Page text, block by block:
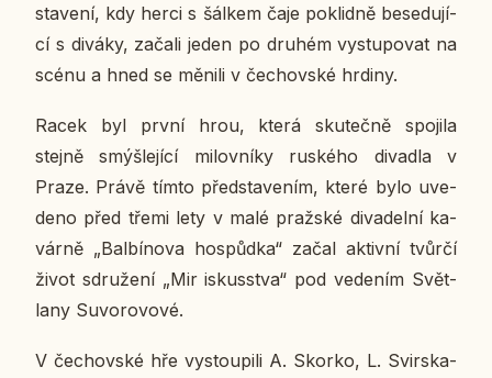
sta­ve­ní, kdy herci s šálkem čaje po­klid­ně be­se­du­jí­
cí s diváky, začali jeden po druhém vy­stu­po­vat na
scénu a hned se měnili v če­chov­ské hrdiny.
Racek byl první hrou, která sku­teč­ně spo­ji­la
stejně smýš­le­jí­cí mi­lov­ní­ky rus­ké­ho di­va­dla v
Praze. Právě tímto před­sta­ve­ním, které bylo uve­
de­no před třemi lety v malé praž­ské di­va­del­ní ka­
vár­ně „Bal­bí­no­va hospůd­ka“ začal ak­tiv­ní tvůrčí
život sdru­že­ní „Mir is­kusstva“ pod ve­de­ním Svět­
la­ny Suvo­ro­vo­vé.
V če­chov­ské hře vy­stou­pi­li A. Skorko, L. Svir­s­ka­